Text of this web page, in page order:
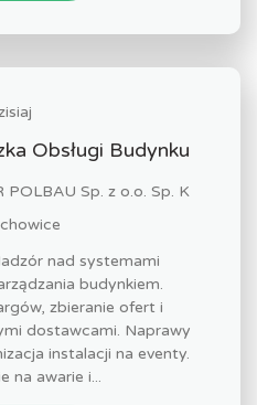
Obsługi Budynku
POLBAU Sp. z o.o. Sp. K
nad systemami
budynkiem.
zbieranie ofert i
dostawcami. Naprawy
instalacji na eventy.
na awarie i...